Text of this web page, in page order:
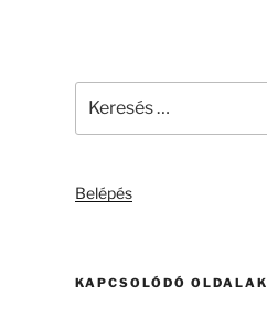
következő
Belépés
KAPCSOLÓDÓ OLDALAK